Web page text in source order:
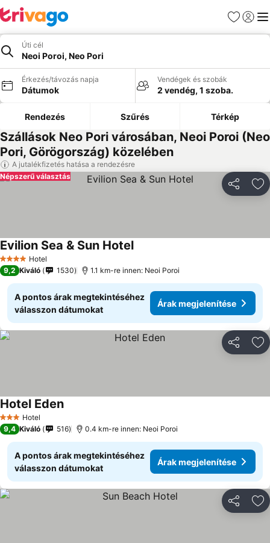
Kedvencek
Úti cél
Neoi Poroi, Neo Pori
Érkezés/távozás napja
Dátumok
Vendégek és szobák
2 vendég, 1 szoba.
Rendezés Szűrés Térkép
Szállások Neo Pori városában, Neoi Poroi (Neo
Pori, Görögország) közelében
A jutalékfizetés hatása a rendezésre
Népszerű választás
4 KategóriaHotel
Evilion Sea & Sun Hotel
9,2 Kiváló 1530 1.1 km-re innen: Neoi Poroi
A pontos árak megtekintéséhez
válasszon dátumokat
Árak megjelenítése
3 Kategória
Hotel
Hotel Eden
9,4 Kiváló 516 0.4 km-re innen: Neoi Poroi
A pontos árak megtekintéséhez
válasszon dátumokat
Árak megjelenítése